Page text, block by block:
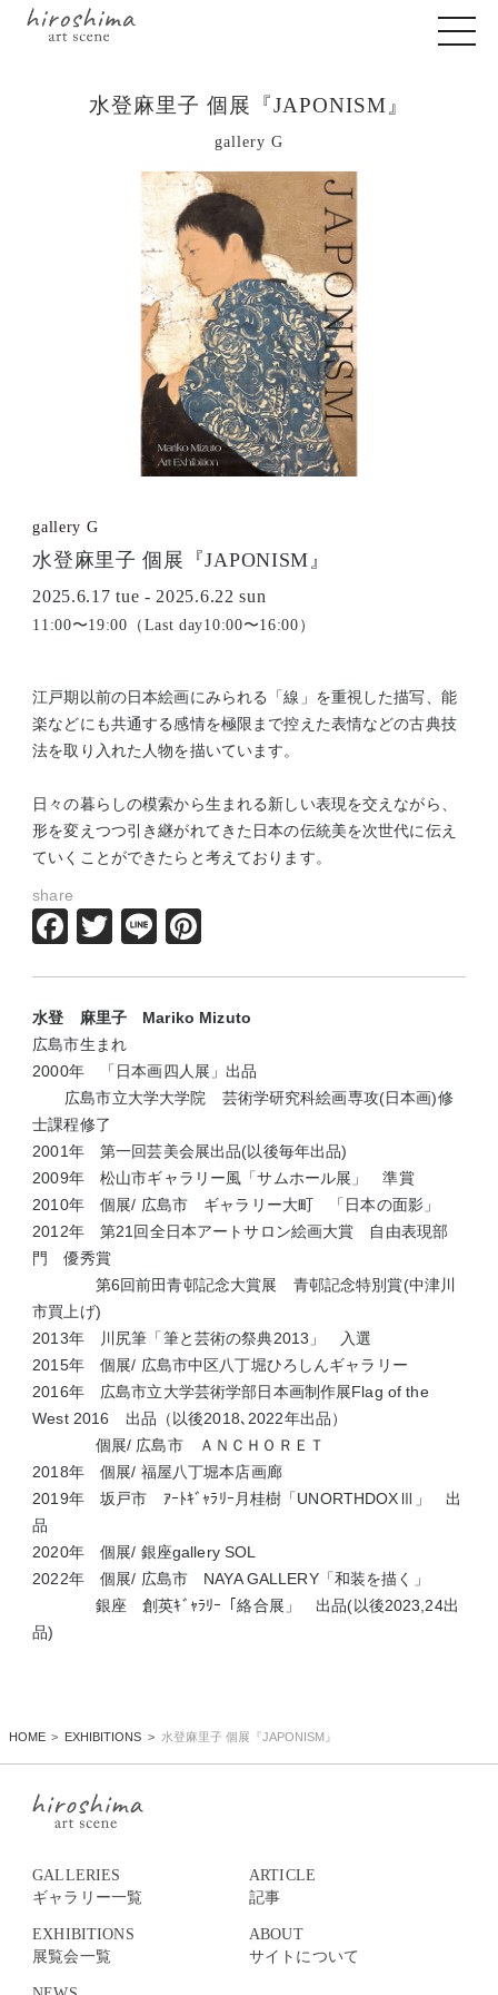
水登麻里子 個展『JAPONISM』
gallery G
gallery G
水登麻里子 個展『JAPONISM』
2025.6.17 tue - 2025.6.22 sun
11:00〜19:00（Last day10:00〜16:00）
江戸期以前の日本絵画にみられる「線」を重視した描写、能
楽などにも共通する感情を極限まで控えた表情などの古典技
法を取り入れた人物を描いています。
日々の暮らしの模索から生まれる新しい表現を交えながら、
形を変えつつ引き継がれてきた日本の伝統美を次世代に伝え
ていくことができたらと考えております。
share
Facebook
Twitter
Line
水登 麻里子
Mariko Mizuto
広島市生まれ
2000年 「日本画四人展」出品
広島市立大学大学院 芸術学研究科絵画専攻(日本画)修
士課程修了
2001年 第一回芸美会展出品(以後毎年出品)
2009年 松山市ギャラリー風「サムホール展」 準賞
2010年 個展/ 広島市 ギャラリー大町 「日本の面影」
2012年 第21 回全日本アートサロン絵画大賞 自由表現部
門 優秀賞
第6回前田青邨記念大賞展 青邨記念特別賞(中津川
市買上げ)
2013年 川尻筆「筆と芸術の祭典2013 」 入選
2015年 個展/ 広島市中区八丁堀ひろしんギャラリー
2016年 広島市立大学芸術学部日本画制作展Flag of the
West 2016 出品（以後2018､ 2022年出品）
個展/ 広島市 ＡＮＣＨＯＲＥＴ
2018年 個展/ 福屋八丁堀本店画廊
2019年 坂戸市 ｱｰﾄｷﾞｬﾗﾘｰ月桂樹「UNORTHDOXⅢ 」 出
品
2020年 個展/ 銀座gallery SOL
2022年 個展/ 広島市 NAYA GALLERY「和装を描く」
銀座 創英ｷﾞｬﾗﾘｰ「絡合展」 出品(以後2023,24出
品)
HOME EXHIBITIONS 水登麻里子 個展『JAPONISM』
GALLERIES
ギャラリー一覧
EXHIBITIONS
展覧会一覧
ARTICLE
記事
ABOUT
サイトについて